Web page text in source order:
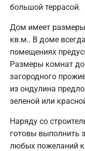
большой террасой.
Дом имеет
кв.м.. В доме
помещениях
Размеры комнат
загородного
из ондулина
зеленой или
Наряду со
готовы выполнить
любых пожеланий